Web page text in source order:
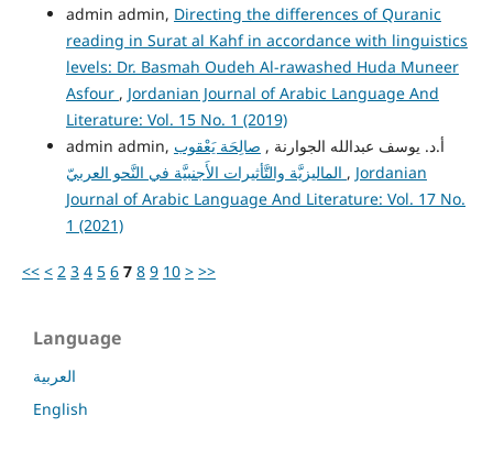
admin admin, Directing the differences of Quranic
reading in Surat al Kahf in accordance with linguistics
levels: Dr. Basmah Oudeh Al-rawashed Huda Muneer
Asfour , Jordanian Journal of Arabic Language And
Literature: Vol. 15 No. 1 (2019)
admin admin, أ.د. يوسف عبدالله الجوارنة , صالِحَة يَعْقوب
, Jordanian
Journal of Arabic Language And Literature: Vol. 17 No.
1 (2021)
<< < 2 3 4 5 6 7 8 9 10 > >>
Language
العربية
English